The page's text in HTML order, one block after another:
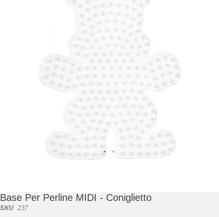
galleria
di
immagini
Base Per Perline MIDI - Coniglietto
SKU 237